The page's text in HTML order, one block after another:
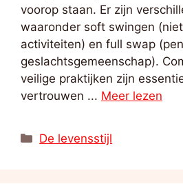
voorop staan. Er zijn
waaronder soft swingen
activiteiten) en full swap
geslachtsgemeenschap).
veilige praktijken zijn
vertrouwen ... Meer lezen
Categorieën
De levensstijl